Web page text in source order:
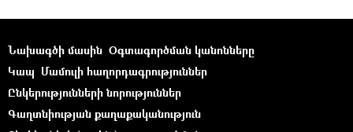
Նախագծի մասին Օգտագործման կանոնները
Կապ Մամուլի հաղորդագրություններ
Ընկերությունների նորություններ
Գաղտնիության քաղաքականություն